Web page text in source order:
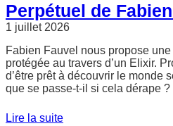
Perpétuel de
1 juillet 2026
Fabien Fauvel nous propose
protégée au travers d’un Elixir.
d’être prêt à découvrir le monde
que se passe-t-il si cela dérape ?
Lire la suite